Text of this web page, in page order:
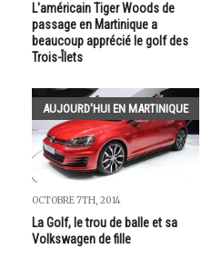
L'américain Tiger Woods de
passage en Martinique a
beaucoup apprécié le golf des
Trois-Îlets
AUJOURD'HUI EN MARTINIQUE
OCTOBRE 7TH, 2014
La Golf, le trou de balle et sa
Volkswagen de fille